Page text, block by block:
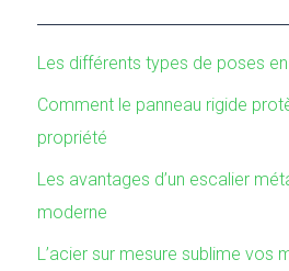
Les différents types de poses
Comment le panneau rigide
propriété
Les avantages d’un escalier
moderne
L’acier sur mesure sublime vos